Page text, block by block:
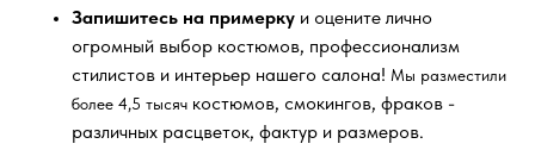
Запишитесь на примерку и оцените лично
огромный выбор костюмов, профессионализм
стилистов и интерьер нашего салона! Мы разместили
более 4,5 тысяч костюмов, смокингов, фраков -
различных расцветок, фактур и размеров.